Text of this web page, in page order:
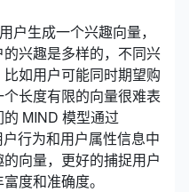
户生成一个兴趣向量，
兴趣是多样的，不同兴
如用户可能同时期望购
长度有限的向量很难表
MIND 模型通过
行为和用户属性信息中
向量，更好的捕捉用户
度和准确度。